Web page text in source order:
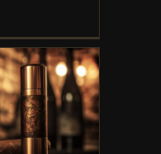
cigares :
le
face aux